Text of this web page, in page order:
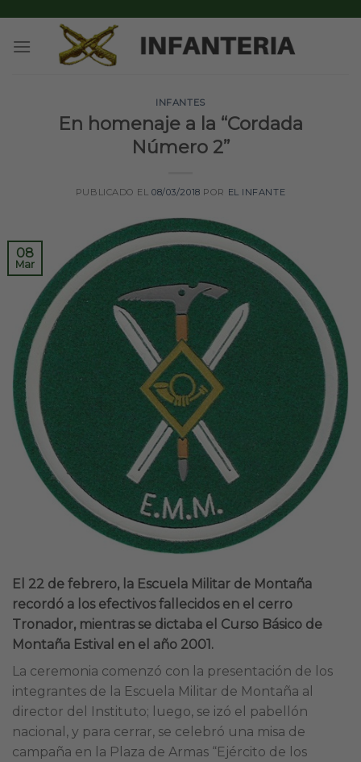
content
INFANTES
En homenaje a la “Cordada
Número 2”
PUBLICADO EL08/03/2018 POR EL INFANTE
08
Mar
El 22 de febrero, la Escuela Militar de Montaña
recordó a los efectivos fallecidos en el cerro
Tronador, mientras se dictaba el Curso Básico de
Montaña Estival en el año 2001.
La ceremonia comenzó con la presentación de los
integrantes de la Escuela Militar de Montaña al
director del Instituto; luego, se izó el pabellón
nacional, y para cerrar, se celebró una misa de
campaña en la Plaza de Armas “Ejército de los